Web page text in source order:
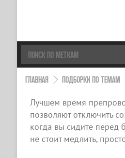
ГЛАВНАЯ ПОДБОРКИ ПО ТЕМАМ
Лучшем время
позволяют отключить
когда вы сидите перед
не стоит медлить,